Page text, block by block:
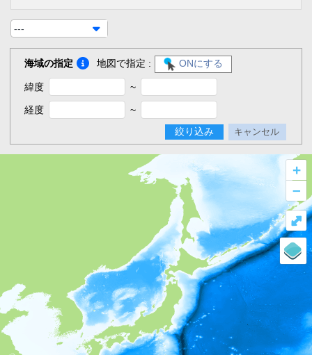
---
海域の指定 地図で指定 : ONにする
緯度 ~
経度
~
絞り込み
キャンセル
+
–
⤢